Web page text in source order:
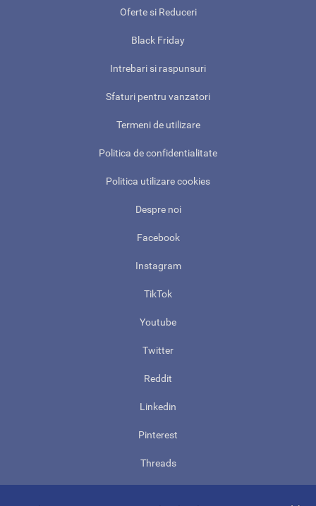
Oferte si Reduceri
Black Friday
Intrebari si raspunsuri
Sfaturi pentru vanzatori
Termeni de utilizare
Politica de confidentialitate
Politica utilizare cookies
Despre noi
Facebook
Instagram
TikTok
Youtube
Twitter
Reddit
Linkedin
Pinterest
Threads